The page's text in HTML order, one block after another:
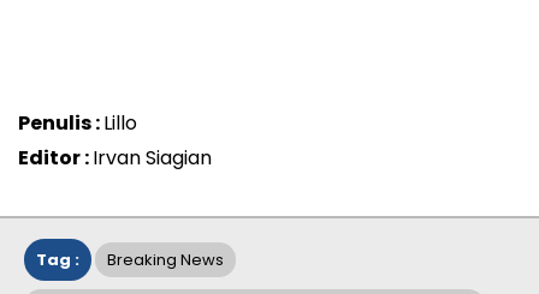
Penulis :Lillo
Editor :Irvan Siagian
Tag : Breaking News